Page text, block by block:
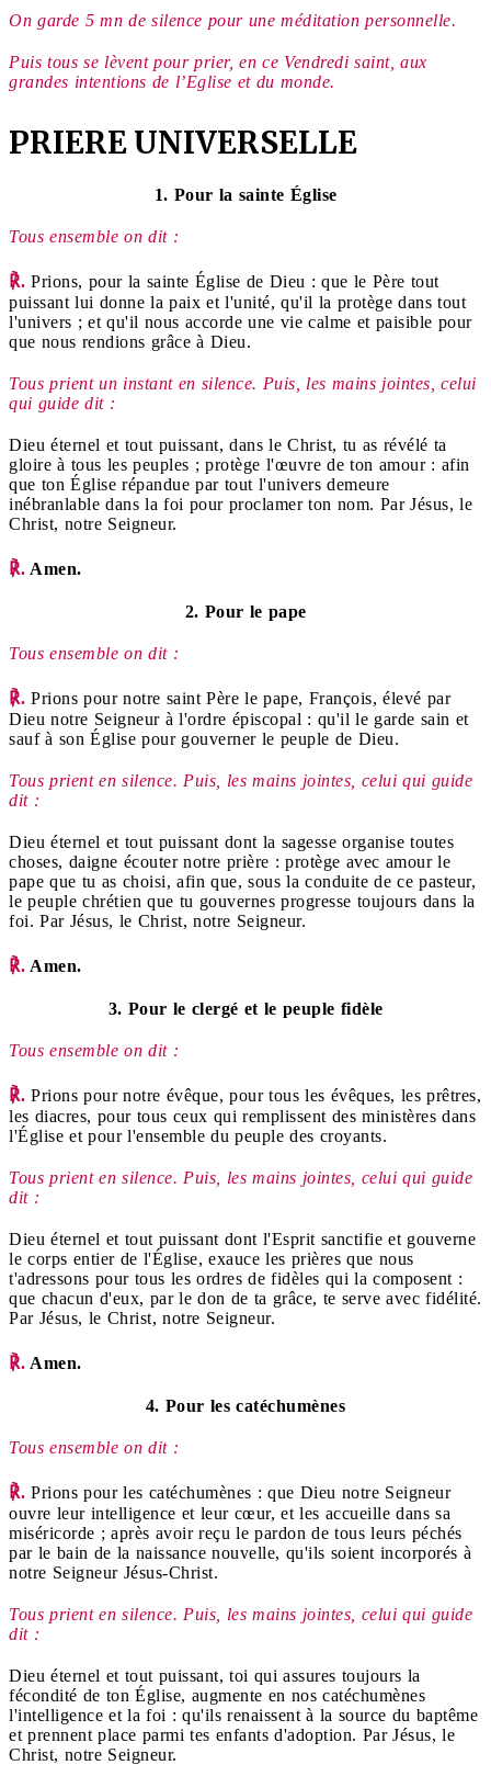
On garde 5 mn de silence pour une méditation personnelle.
Puis tous se lèvent pour prier, en ce Vendredi saint, aux
grandes intentions de l’Eglise et du monde.
PRIERE UNIVERSELLE
1. Pour la sainte Église
Tous ensemble on dit :
℟. Prions, pour la sainte Église de Dieu : que le Père tout
puissant lui donne la paix et l'unité, qu'il la protège dans tout
l'univers ; et qu'il nous accorde une vie calme et paisible pour
que nous rendions grâce à Dieu.
Tous prient un instant en silence. Puis, les mains jointes, celui
qui guide dit :
Dieu éternel et tout puissant, dans le Christ, tu as révélé ta
gloire à tous les peuples ; protège l'œuvre de ton amour : afin
que ton Église répandue par tout l'univers demeure
inébranlable dans la foi pour proclamer ton nom. Par Jésus, le
Christ, notre Seigneur.
℟. Amen.
2. Pour le pape
Tous ensemble on dit :
℟. Prions pour notre saint Père le pape, François, élevé par
Dieu notre Seigneur à l'ordre épiscopal : qu'il le garde sain et
sauf à son Église pour gouverner le peuple de Dieu.
Tous prient en silence. Puis, les mains jointes, celui qui guide
dit :
Dieu éternel et tout puissant dont la sagesse organise toutes
choses, daigne écouter notre prière : protège avec amour le
pape que tu as choisi, afin que, sous la conduite de ce pasteur,
le peuple chrétien que tu gouvernes progresse toujours dans la
foi. Par Jésus, le Christ, notre Seigneur.
℟. Amen.
3. Pour le clergé et le peuple fidèle
Tous ensemble on dit :
℟. Prions pour notre évêque, pour tous les évêques, les prêtres,
les diacres, pour tous ceux qui remplissent des ministères dans
l'Église et pour l'ensemble du peuple des croyants.
Tous prient en silence. Puis, les mains jointes, celui qui guide
dit :
Dieu éternel et tout puissant dont l'Esprit sanctifie et gouverne
le corps entier de l'Église, exauce les prières que nous
t'adressons pour tous les ordres de fidèles qui la composent :
que chacun d'eux, par le don de ta grâce, te serve avec fidélité.
Par Jésus, le Christ, notre Seigneur.
℟. Amen.
4. Pour les catéchumènes
Tous ensemble on dit :
℟. Prions pour les catéchumènes : que Dieu notre Seigneur
ouvre leur intelligence et leur cœur, et les accueille dans sa
miséricorde ; après avoir reçu le pardon de tous leurs péchés
par le bain de la naissance nouvelle, qu'ils soient incorporés à
notre Seigneur Jésus-Christ.
Tous prient en silence. Puis, les mains jointes, celui qui guide
dit :
Dieu éternel et tout puissant, toi qui assures toujours la
fécondité de ton Église, augmente en nos catéchumènes
l'intelligence et la foi : qu'ils renaissent à la source du baptême
et prennent place parmi tes enfants d'adoption. Par Jésus, le
Christ, notre Seigneur.